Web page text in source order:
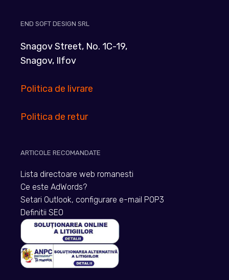
END SOFT DESIGN SRL
Snagov Street, No. 1C-19,
Snagov, Ilfov
Politica de livrare
Politica de retur
ARTICOLE RECOMANDATE
Lista directoare web romanesti
Ce este AdWords?
Setari Outlook, configurare e-mail POP3
Definitii SEO